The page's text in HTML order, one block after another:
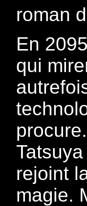
roman
En
qui
procure.
rejoint
magie.